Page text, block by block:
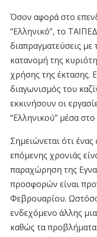
Όσον αφορά στο
“Ελληνικό”, το
διαπραγματεύσεις
κατανομή της
χρήσης της έκτασης.
διαγωνισμός του
εκκινήσουν οι
“Ελληνικού” μέσα
Σημειώνεται ότι
επόμενης χρονιάς
παραχώρηση της
προσφορών είναι
Φεβρουαρίου.
ενδεχόμενο άλλης
καθώς τα